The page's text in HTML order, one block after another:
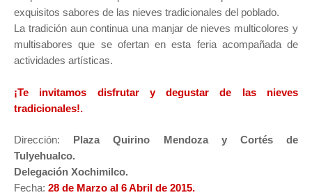
exquisitos sabores de las nieves tradicionales del poblado.
La tradición aun continua una manjar de nieves multicolores y
multisabores que se ofertan en esta feria acompañada de
actividades artísticas.
¡Te invitamos disfrutar y degustar de las nieves
tradicionales!.
Dirección: Plaza Quirino Mendoza y Cortés de
Tulyehualco.
Delegación Xochimilco.
Fecha: 28 de Marzo al 6 Abril de 2015.